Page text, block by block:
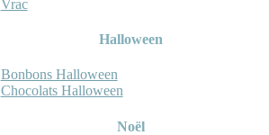
Vrac
Halloween
Bonbons Halloween
Chocolats Halloween
Noël